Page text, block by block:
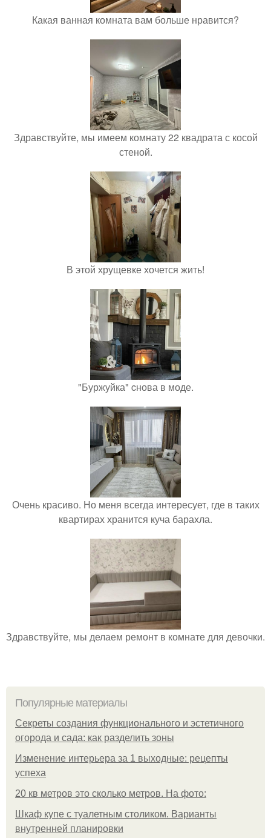
Какая ванная комната вам больше нравится?
Здравствуйте, мы имеем комнату 22 квадрата с косой
стеной.
В этой хрущевке хочется жить!
"Буржуйка" cнова в моде.
Очень красиво. Но меня всегда интересует, где в таких
квартирах хранится куча барахла.
Здравствуйте, мы делаем ремонт в комнате для девочки.
Популярные материалы
Секреты создания функционального и эстетичного
огорода и сада: как разделить зоны
Изменение интерьера за 1 выходные: рецепты
успеха
20 кв метров это сколько метров. На фото:
Шкаф купе с туалетным столиком. Варианты
внутренней планировки